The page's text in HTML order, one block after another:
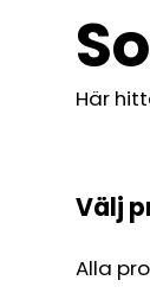
Här
Välj
Alla